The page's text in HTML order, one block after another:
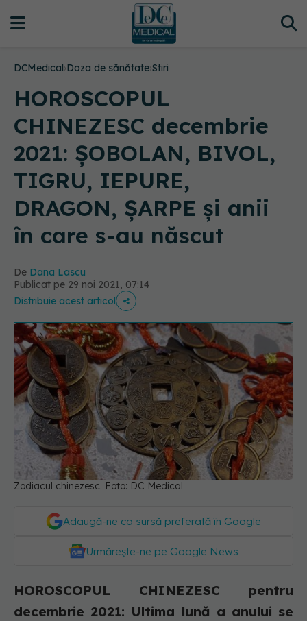
DCMedical›Doza de sănătate›Stiri
HOROSCOPUL
CHINEZESC decembrie
2021: ȘOBOLAN, BIVOL,
TIGRU, IEPURE,
DRAGON, ȘARPE și anii
în care s-au născut
De Dana Lascu
Publicat pe 29 noi 2021, 07:14
Distribuie acest articol
Zodiacul chinezesc. Foto: DC Medical
Adaugă-ne ca sursă preferată în Google
Urmărește-ne pe Google News
HOROSCOPUL CHINEZESC pentru
decembrie 2021: Ultima lună a anului se